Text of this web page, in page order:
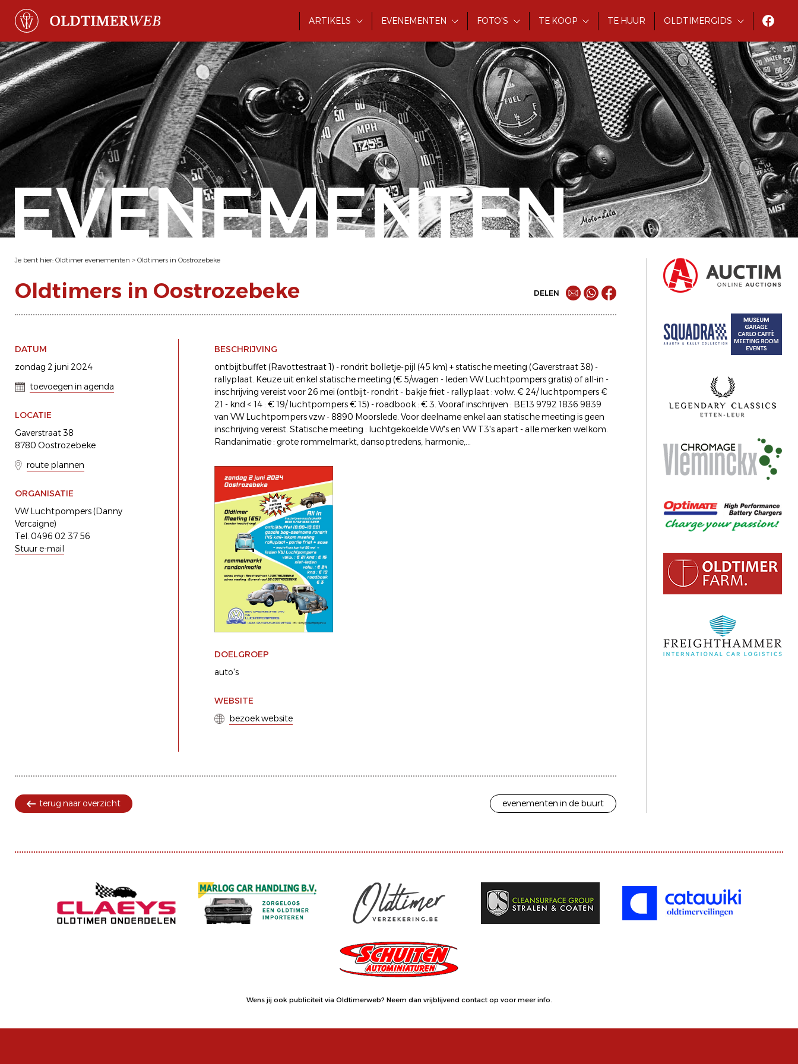
ARTIKELS EVENEMENTEN FOTO'S TE KOOP TE HUUR OLDTIMERGIDS
EVENEMENTEN
Je bent hier: Oldtimer evenementen > Oldtimers in Oostrozebeke
Oldtimers in Oostrozebeke DELEN
DATUM
zondag 2 juni 2024
toevoegen in agenda
LOCATIE
Gaverstraat 38
8780 Oostrozebeke
route plannen
ORGANISATIE
VW Luchtpompers (Danny
Vercaigne)
Tel. 0496 02 37 56
Stuur e-mail
BESCHRIJVING
ontbijtbuffet (Ravottestraat 1) - rondrit bolletje-pijl (45 km) + statische meeting (Gaverstraat 38) -
rallyplaat. Keuze uit enkel statische meeting (€ 5/wagen - leden VW Luchtpompers gratis) of all-in -
inschrijving vereist voor 26 mei (ontbijt- rondrit - bakje friet - rallyplaat : volw. € 24/ luchtpompers €
21 - knd < 14 : € 19/ luchtpompers € 15) - roadbook : € 3. Vooraf inschrijven : BE13 9792 1836 9839
van VW Luchtpompers vzw - 8890 Moorslede. Voor deelname enkel aan statische meeting is geen
inschrijving vereist. Statische meeting : luchtgekoelde VW's en VW T3's apart - alle merken welkom.
Randanimatie : grote rommelmarkt, dansoptredens, harmonie,...
DOELGROEP
auto's
WEBSITE
bezoek website
terug naar overzicht evenementen in de buurt
Wens jij ook publiciteit via Oldtimerweb? Neem dan vrijblijvend contact op voor meer info.